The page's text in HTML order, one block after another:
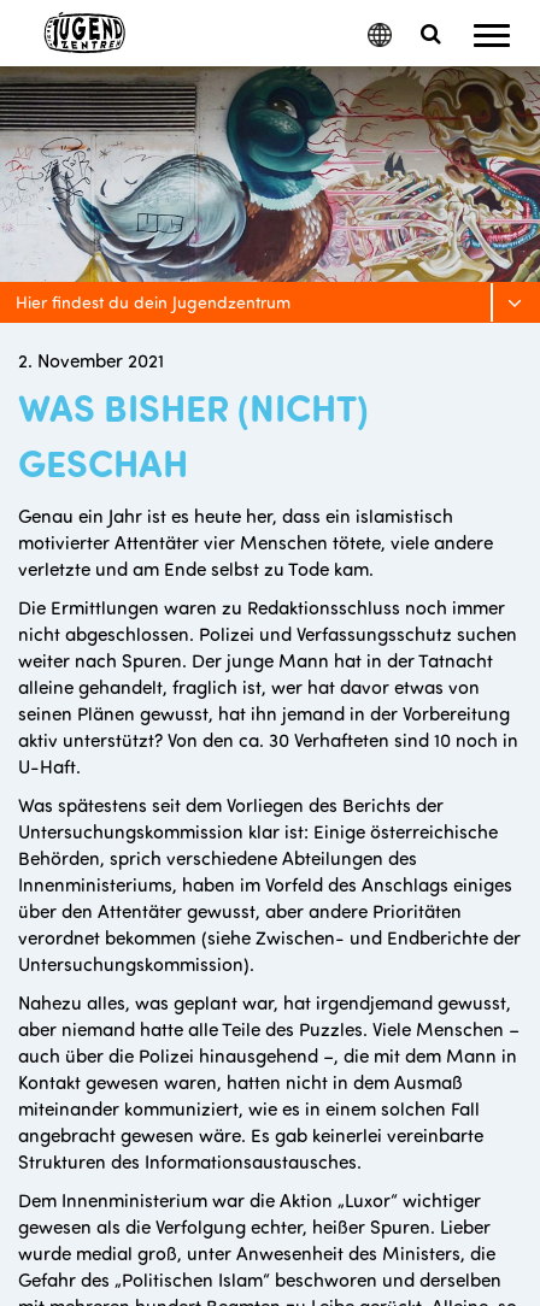
Menu
Toggle
Search
Google
Translate
Hier findest du dein Jugendzentrum
2. November 2021
WAS BISHER (NICHT)
GESCHAH
Genau ein Jahr ist es heute her, dass ein islamistisch
motivierter Attentäter vier Menschen tötete, viele andere
verletzte und am Ende selbst zu Tode kam.
Die Ermittlungen waren zu Redaktionsschluss noch immer
nicht abgeschlossen. Polizei und Verfassungsschutz suchen
weiter nach Spuren. Der junge Mann hat in der Tatnacht
alleine gehandelt, fraglich ist, wer hat davor etwas von
seinen Plänen gewusst, hat ihn jemand in der Vorbereitung
aktiv unterstützt? Von den ca. 30 Verhafteten sind 10 noch in
U-Haft.
Was spätestens seit dem Vorliegen des Berichts der
Untersuchungskommission klar ist: Einige österreichische
Behörden, sprich verschiedene Abteilungen des
Innenministeriums, haben im Vorfeld des Anschlags einiges
über den Attentäter gewusst, aber andere Prioritäten
verordnet bekommen (siehe Zwischen- und Endberichte der
Untersuchungskommission).
Nahezu alles, was geplant war, hat irgendjemand gewusst,
aber niemand hatte alle Teile des Puzzles. Viele Menschen –
auch über die Polizei hinausgehend –, die mit dem Mann in
Kontakt gewesen waren, hatten nicht in dem Ausmaß
miteinander kommuniziert, wie es in einem solchen Fall
angebracht gewesen wäre. Es gab keinerlei vereinbarte
Strukturen des Informationsaustausches.
Dem Innenministerium war die Aktion „Luxor“ wichtiger
gewesen als die Verfolgung echter, heißer Spuren. Lieber
wurde medial groß, unter Anwesenheit des Ministers, die
Gefahr des „Politischen Islam“ beschworen und derselben